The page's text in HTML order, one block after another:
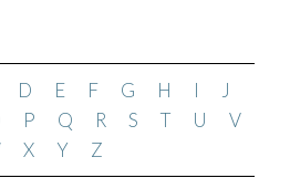
D E F G H I
J
P Q R S T U
V
X Y Z